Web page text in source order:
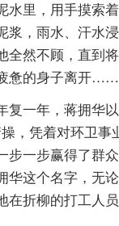
水里，用手摸索
浆，雨水、汗水
全然不顾，直到
惫的身子离开……
一年，蒋拥华以
，凭着对环卫事
步一步赢得了群
华这个名字，无
在折柳的打工人